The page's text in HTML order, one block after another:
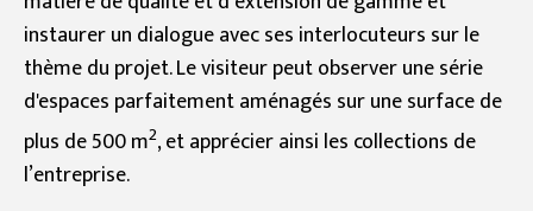
instaurer un dialogue avec ses interlocuteurs sur le
thème du projet. Le visiteur peut observer une série
d'espaces parfaitement aménagés sur une surface de
plus de 500 m2, et apprécier ainsi les collections de
l’entreprise.